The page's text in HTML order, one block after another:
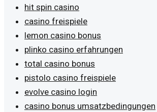
hit spin casino
casino freispiele
lemon casino bonus
plinko casino erfahrungen
total casino bonus
pistolo casino freispiele
evolve casino login
casino bonus umsatzbedingungen